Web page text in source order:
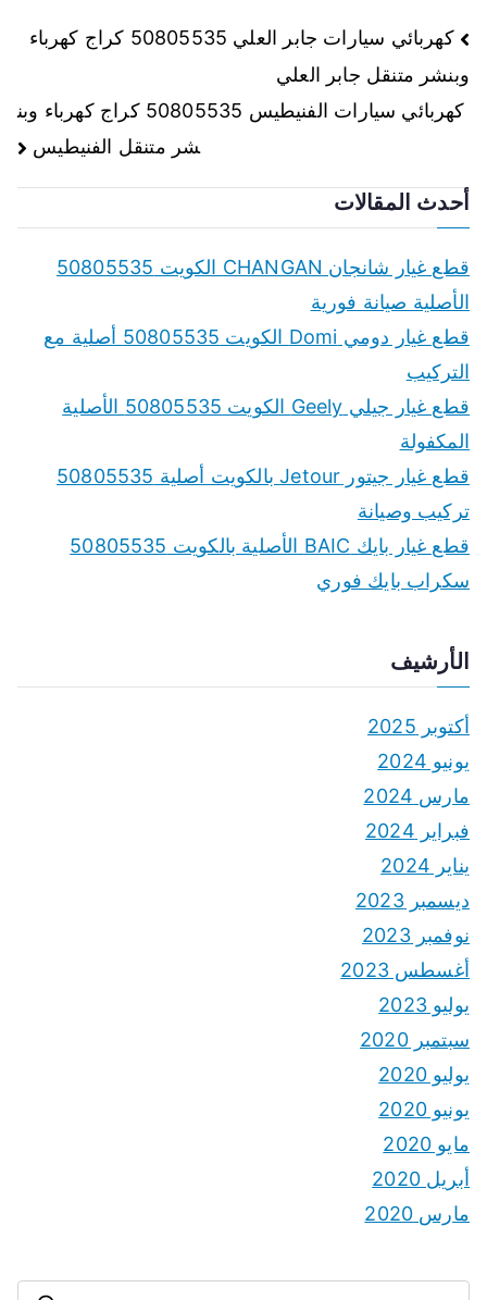
المقالات
وبنشر متنقل جابر العلي
شر متنقل الفنيطيس
قطع غيار شانجان CHANGAN الكويت 50805535
الأصلية صيانة فورية
التركيب
المكفولة
تركيب وصيانة
سكراب بايك فوري
أكتوبر 2025
يونيو 2024
مارس 2024
فبراير 2024
يناير 2024
ديسمبر 2023
نوفمبر 2023
أغسطس 2023
يوليو 2023
سبتمبر 2020
يوليو 2020
يونيو 2020
مايو 2020
أبريل 2020
مارس 2020
S